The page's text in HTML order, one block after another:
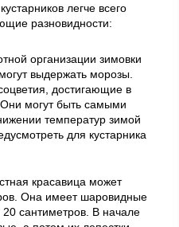
легче всего
разновидности:
организации зимовки
выдержать морозы.
достигающие в
могут быть самыми
температур зимой
для кустарника
красавица может
Она имеет шаровидные
сантиметров. В начале